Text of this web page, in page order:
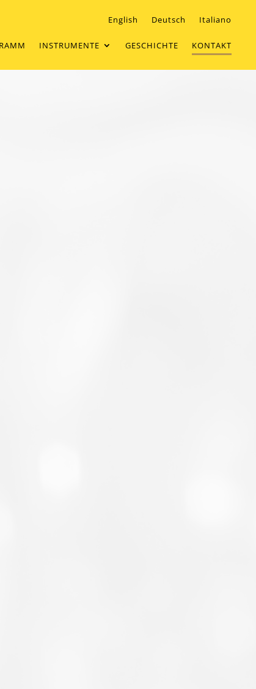
English Deutsch Italiano
INSTRUMENTE GESCHICHTE KONTAKT